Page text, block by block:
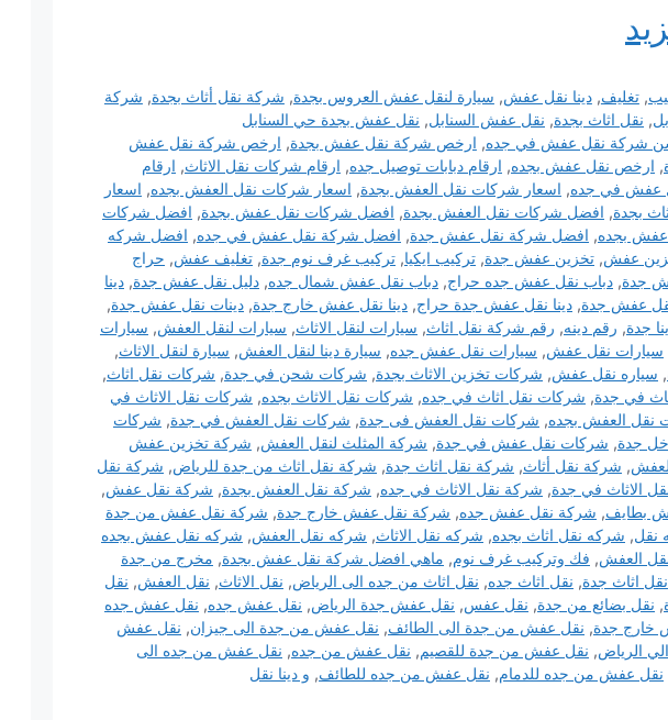
,تغليف,دينا نقل عفش, سيارة لنقل عفش العروس بجدة, شركة نقل أثاث بجدة, شركة
, نقل اثاث بجدة, نقل عفش السنابل, نقل عفش بجدة حي السنابل
شركة نقل عفش في جده, ارخص شركة نقل عفش بجدة, ارخص شركة نقل عفش
, ارخص نقل عفش بجده, ارقام دبابات توصيل جده, ارقام شركات نقل الاثاث, ارقام
عفش في جده, اسعار شركات نقل العفش بجدة, اسعار شركات نقل العفش بجده, اسعار
بجدة, افضل شركات نقل العفش بجدة, افضل شركات نقل عفش بجدة, افضل شركات
بجده, افضل شركة نقل عفش جدة, افضل شركة نقل عفش في جده, افضل شركه
عفش, تخزين عفش جدة, تركيب ايكيا, تركيب غرف نوم جدة, تغليف عفش, حراج
جدة, دباب نقل عفش جده حراج, دباب نقل عفش شمال جده, دليل نقل عفش جدة, دينا
نقل عفش جدة, دينا نقل عفش جدة حراج, دينا نقل عفش خارج جدة, دينات نقل عفش جدة,
جدة, رقم دينه, رقم شركة نقل اثاث, سيارات لنقل الاثاث, سيارات لنقل العفش, سيارات
سيارات نقل عفش, سيارات نقل عفش جده, سيارة دينا لنقل العفش, سيارة لنقل الاثاث,
, سياره نقل عفش, شركات تخزين الاثاث بجدة, شركات شحن في جدة, شركات نقل اثاث,
في جدة, شركات نقل اثاث في جده, شركات نقل الاثاث بجده, شركات نقل الاثاث في
نقل العفش بجده, شركات نقل العفش فى جدة, شركات نقل العفش في جدة, شركات
جدة, شركات نقل عفش في جدة, شركة المثلث لنقل العفش, شركة تخزين عفش
, شركة نقل أثاث, شركة نقل اثاث جدة, شركة نقل اثاث من جدة للرياض, شركة نقل
الاثاث في جدة, شركة نقل الاثاث في جده, شركة نقل العفش بجدة, شركة نقل عفش,
بطايف, شركة نقل عفش جده, شركة نقل عفش خارج جدة, شركة نقل عفش من جدة
نقل, شركه نقل اثاث بجده, شركه نقل الاثاث, شركه نقل العفش, شركه نقل عفش بجده
العفش, فك وتركيب غرف نوم, ماهي افضل شركة نقل عفش بجدة, مخرج من جدة
نقل اثاث جدة, نقل اثاث جده, نقل اثاث من جده الى الرياض, نقل الاثاث, نقل العفش, نقل
, نقل بضائع من جدة, نقل عفس, نقل عفش جدة الرياض, نقل عفش جده, نقل عفش جده
خارج جدة, نقل عفش من جدة الى الطائف, نقل عفش من جدة الى جيزان, نقل عفش
الرياض, نقل عفش من جدة للقصيم, نقل عفش من جده, نقل عفش من جده الى
نقل عفش من جده للدمام, نقل عفش من جده للطائف, و دينا نقل